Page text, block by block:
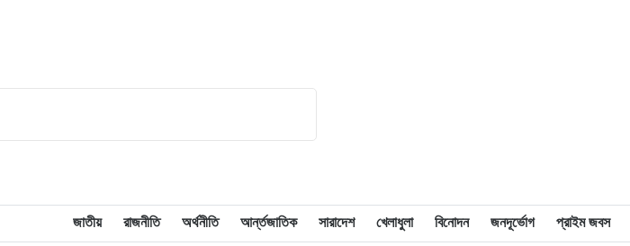
জাতীয় রাজনীতি অর্থনীতি আর্ন্তজাতিক সারাদেশ খেলাধুলা বিনোদন জনদূর্ভোগ প্রাইম জবস